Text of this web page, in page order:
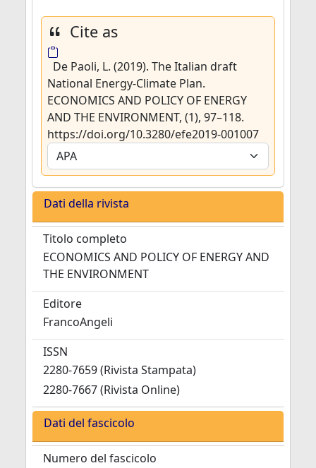
Cite as
De Paoli, L. (2019). The Italian draft
National Energy-Climate Plan.
ECONOMICS AND POLICY OF ENERGY
AND THE ENVIRONMENT, (1), 97–118.
https://doi.org/10.3280/efe2019-001007
Dati della rivista
Titolo completo
ECONOMICS AND POLICY OF ENERGY AND
THE ENVIRONMENT
Editore
FrancoAngeli
ISSN
2280-7659 (Rivista Stampata)
2280-7667 (Rivista Online)
Dati del fascicolo
Numero del fascicolo